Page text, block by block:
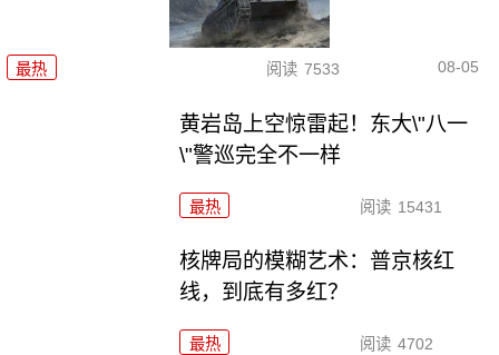
最热 阅读 7533 08-05
黄岩岛上空惊雷起！东大\"八一
\"警巡完全不一样
最热 阅读 15431
核牌局的模糊艺术：普京核红
线，到底有多红？
最热 阅读 4702